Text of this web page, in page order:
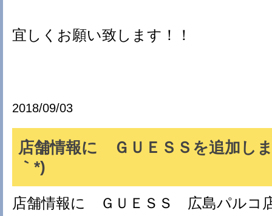
宜しくお願い致します！！
2018/09/03
店舗情報に ＧＵＥＳＳを追加し
｀*)
店舗情報に ＧＵＥＳＳ 広島パルコ